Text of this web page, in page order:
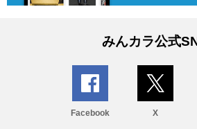
みんカラ公式
Facebook X